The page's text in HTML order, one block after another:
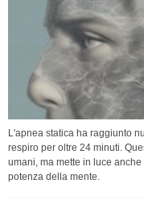
L'apnea statica ha raggiunto
respiro per oltre 24 minuti.
umani, ma mette in luce
potenza della mente.